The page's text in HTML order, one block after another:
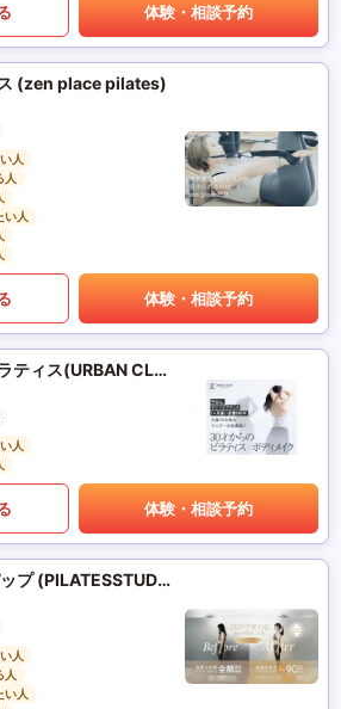
体験・相談予約
(zen place pilates)
人
人
い人
体験・相談予約
アーバンクラシックピラティス(URBAN CLASSIC PILATES)
人
体験・相談予約
ピラティススタジオ デップ (PILATESSTUDIO DEP)
人
人
い人